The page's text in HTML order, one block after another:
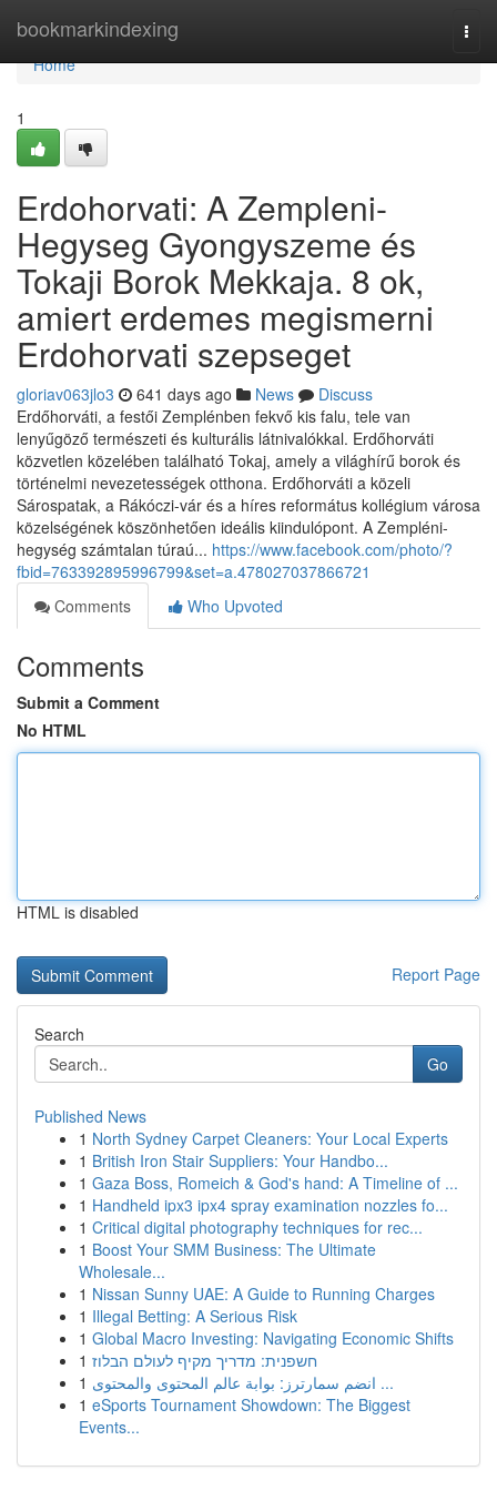
bookmarkindexing
Home
Home
1
Erdohorvati: A Zempleni-
Hegyseg Gyongyszeme és
Tokaji Borok Mekkaja. 8 ok,
amiert erdemes megismerni
Erdohorvati szepseget
gloriav063jlo3 641 days ago News
Discuss
Erdőhorváti, a festői Zemplénben fekvő kis falu, tele van
lenyűgöző természeti és kulturális látnivalókkal. Erdőhorváti
közvetlen közelében található Tokaj, amely a világhírű borok és
történelmi nevezetességek otthona. Erdőhorváti a közeli
Sárospatak, a Rákóczi-vár és a híres református kollégium városa
közelségének köszönhetően ideális kiindulópont. A Zempléni-
hegység számtalan túraú... https://www.facebook.com/photo/?
fbid=763392895996799&set=a.478027037866721
Comments
Who Upvoted
Comments
Submit a Comment
No HTML
HTML is disabled
Report Page
Search
Go
Published News
1 North Sydney Carpet Cleaners: Your Local Experts
1 British Iron Stair Suppliers: Your Handbo...
1 Gaza Boss, Romeich & God's hand: A Timeline of ...
1 Handheld ipx3 ipx4 spray examination nozzles fo...
1 Critical digital photography techniques for rec...
1 Boost Your SMM Business: The Ultimate
Wholesale...
1 Nissan Sunny UAE: A Guide to Running Charges
1 Illegal Betting: A Serious Risk
1 Global Macro Investing: Navigating Economic Shifts
1 חשפנית: מדריך מקיף לעולם הבלוז
1
انضم سمارترز: بوابة عالم المحتوى والمحتوى ...
1 eSports Tournament Showdown: The Biggest
Events...